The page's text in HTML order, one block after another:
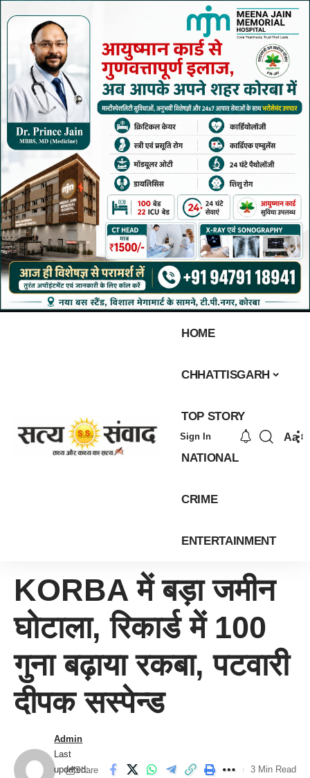
HOME
CHHATTISGARH
TOP STORY
NATIONAL
CRIME
ENTERTAINMENT
Sign In Aa
KORBA में बड़ा जमीन
घोटाला, रिकार्ड में 100
गुना बढ़ाया रकबा, पटवारी
दीपक सस्पेन्ड
Last
updated:
Admin
Share 3 Min Read